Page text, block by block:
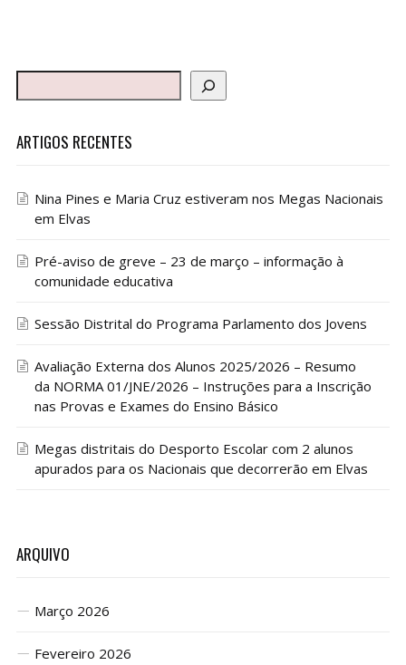
ARTIGOS RECENTES
Nina Pines e Maria Cruz estiveram nos Megas Nacionais
em Elvas
Pré-aviso de greve – 23 de março – informação à
comunidade educativa
Sessão Distrital do Programa Parlamento dos Jovens
Avaliação Externa dos Alunos 2025/2026 – Resumo
da NORMA 01/JNE/2026 – Instruções para a Inscrição
nas Provas e Exames do Ensino Básico
Megas distritais do Desporto Escolar com 2 alunos
apurados para os Nacionais que decorrerão em Elvas
ARQUIVO
Março 2026
Fevereiro 2026